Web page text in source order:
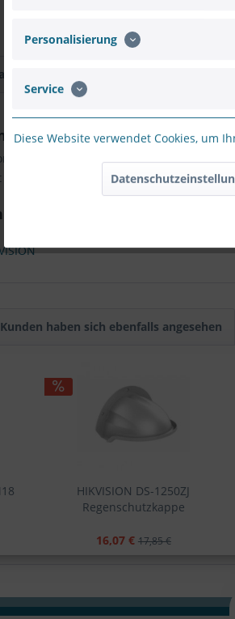
"HIKVISION DS-2CE56D8T-
EXIR, 30m IR, Outdoor EXIR Vandal
AHD/CVI/CVBS video signal output
zu "HIKVISION DS-2CE56D8T-
Kunden haben sich ebenfalls angesehen
HIKVISION DS-1250ZJ
Regenschutzkappe
16,07 € 17,85 €
Personalisierung
Service
Diese Website verwendet Cookies, um